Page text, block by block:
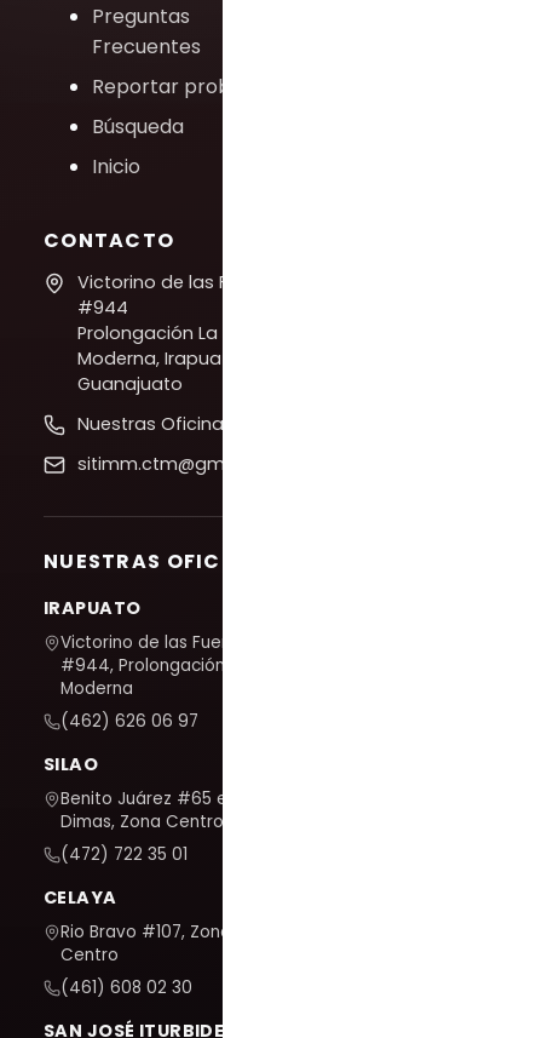
Preguntas
Frecuentes
Reportar problema
Búsqueda
Inicio
CONTACTO
Victorino de las Fuentes
#944
Prolongación La
Moderna, Irapuato,
Guanajuato
Nuestras Oficinas
sitimm.ctm@gmail.com
NUESTRAS OFICINAS
IRAPUATO
Victorino de las Fuentes
#944, Prolongación La
Moderna
(462) 626 06 97
SILAO
Benito Juárez #65 esq. San
Dimas, Zona Centro
(472) 722 35 01
CELAYA
Rio Bravo #107, Zona
Centro
(461) 608 02 30
SAN JOSÉ ITURBIDE